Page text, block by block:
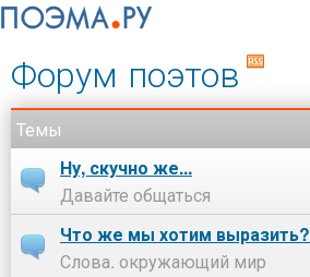
Форум поэтов
Темы
Ну, скучно же...
Давайте общаться
Что же мы хотим выразить?
Слова. окружающий мир